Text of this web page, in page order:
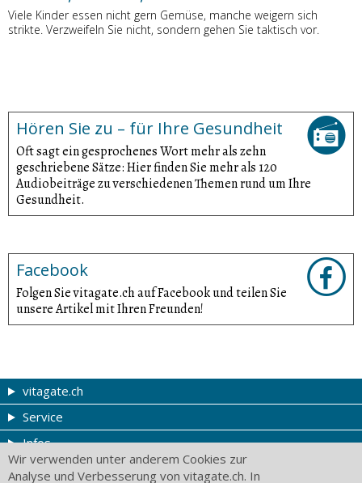
Viele Kinder essen nicht gern Gemüse, manche weigern sich
strikte. Verzweifeln Sie nicht, sondern gehen Sie taktisch vor.
Hören Sie zu – für Ihre Gesundheit
Oft sagt ein gesprochenes Wort mehr als zehn
geschriebene Sätze: Hier finden Sie mehr als 120
Audiobeiträge zu verschiedenen Themen rund um Ihre
Gesundheit.
Facebook
Folgen Sie vitagate.ch auf Facebook und teilen Sie
unsere Artikel mit Ihren Freunden!
vitagate.ch
Gesund & schön
Themen von A-Z
Therapien von A-Z
Service
Gutscheine
Drogistenstern
Infos
Impressum
vitagate ag
Wir verwenden unter anderem Cookies zur
Analyse und Verbesserung von vitagate.ch. In